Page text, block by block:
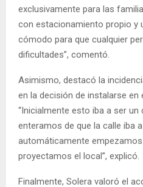
exclusivamente para las
con estacionamiento propio y
cómodo para que cualquier
dificultades”, comentó.
Asimismo, destacó la
en la decisión de instalarse en
“Inicialmente esto iba a ser
enteramos de que la calle iba
automáticamente
proyectamos el local”, explicó.
Finalmente, Solera valoró el